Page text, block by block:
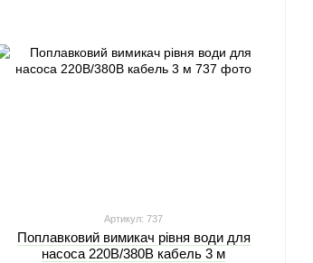
Артикул: 737
Поплавковий вимикач рівня води для
насоса 220В/380В кабель 3 м